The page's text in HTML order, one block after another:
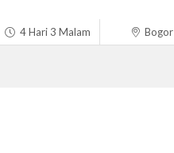
4 Hari 3 Malam Bogor